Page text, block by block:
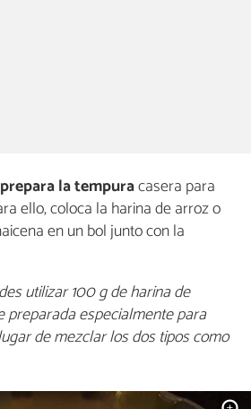
prepara la tempuracasera para
ello, coloca la harina de arroz o
en un bol junto con la
utilizar 100 g de harina de
preparada especialmente para
de mezclar los dos tipos como